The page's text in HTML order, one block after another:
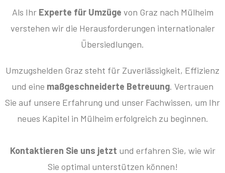
Als Ihr Experte für Umzüge von Graz nach Mülheim
verstehen wir die Herausforderungen internationaler
Übersiedlungen.
Umzugshelden Graz steht für Zuverlässigkeit, Effizienz
und eine maßgeschneiderte Betreuung. Vertrauen
Sie auf unsere Erfahrung und unser Fachwissen, um Ihr
neues Kapitel in Mülheim erfolgreich zu beginnen.
Kontaktieren Sie uns jetzt und erfahren Sie, wie wir
Sie optimal unterstützen können!